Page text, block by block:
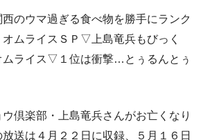
のウマ過ぎる食べ物を勝手にランク
ムライスＳＰ▽上島竜兵もびっく
ムライス▽１位は衝撃…とぅるんとぅ
倶楽部・上島竜兵さんがお亡くなり
送は４月２２日に収録、５月１６日